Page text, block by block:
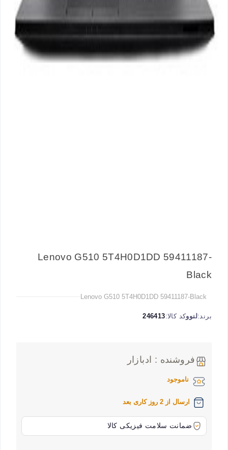
Lenovo G510 5T4H0D1DD 59411187-
Black
Lenovo G510 5T4H0D1DD 59411187-Black
برند:لنووکد کالا:246413
فروشنده : ادبازار
ناموجود
ارسال از 2 روز کاری بعد
ضمانت سلامت فیزیکی کالا